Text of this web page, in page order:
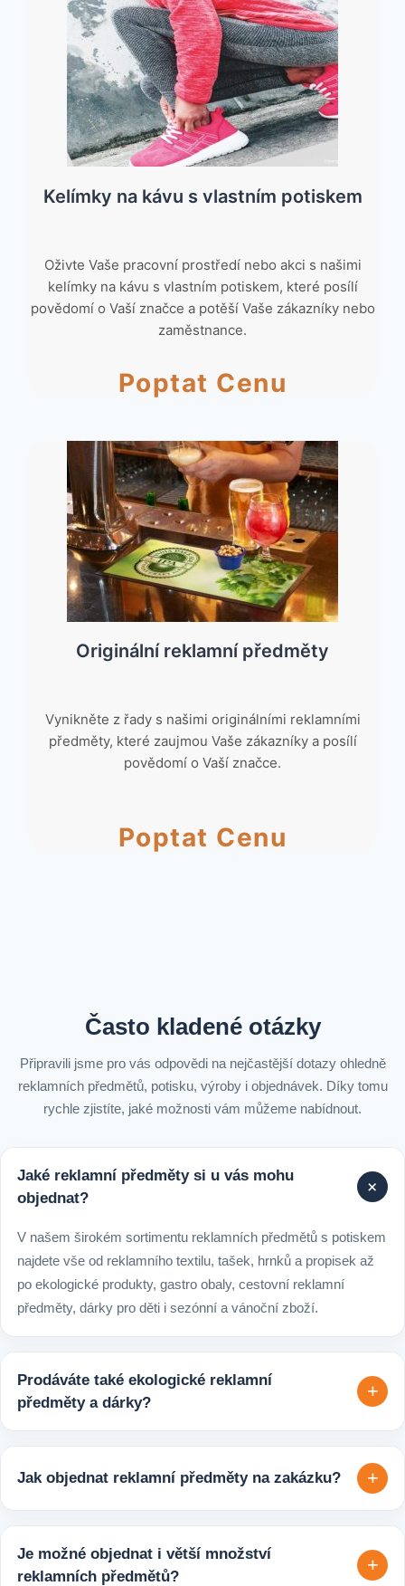
Kelímky na kávu s vlastním potiskem
Oživte Vaše pracovní prostředí nebo akci s našimi
kelímky na kávu s vlastním potiskem, které posílí
povědomí o Vaší značce a potěší Vaše zákazníky nebo
zaměstnance.
Poptat Cenu
Originální reklamní předměty
Vynikněte z řady s našimi originálními reklamními
předměty, které zaujmou Vaše zákazníky a posílí
povědomí o Vaší značce.
Poptat Cenu
Často kladené otázky
Připravili jsme pro vás odpovědi na nejčastější dotazy ohledně
reklamních předmětů, potisku, výroby i objednávek. Díky tomu
rychle zjistíte, jaké možnosti vám můžeme nabídnout.
Jaké reklamní předměty si u vás mohu
objednat?
+
V našem širokém sortimentu reklamních předmětů s potiskem
najdete vše od reklamního textilu, tašek, hrnků a propisek až
po ekologické produkty, gastro obaly, cestovní reklamní
předměty, dárky pro děti i sezónní a vánoční zboží.
Prodáváte také ekologické reklamní
předměty a dárky?
+
reklamních předmětů. K dispozici jsou i ekologicky udržitelné
varianty, které jsou vhodné pro firmy, jež chtějí spojit svojí
propagaci s odpovědným přístupem k životnímu prostředí.
Jak objednat reklamní předměty na zakázku? +
počtem kusů a představou o potisku. Následně si s vámi
upřesníme doplňující detaily, doporučíme vhodné varianty
Je možné objednat i větší množství
reklamních předmětů?
+